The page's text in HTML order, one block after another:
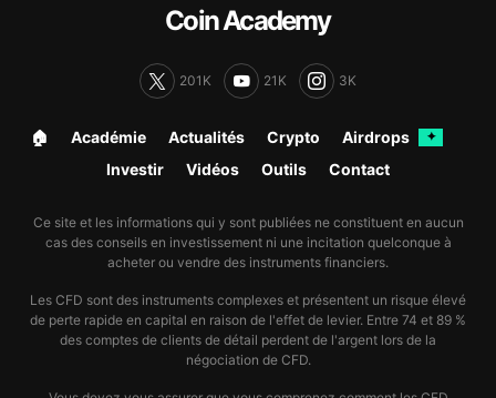
Coin Academy
201K 21K 3K
🏠︎ Académie Actualités Crypto Airdrops ✦
Investir Vidéos Outils Contact
Ce site et les informations qui y sont publiées ne constituent en aucun
cas des conseils en investissement ni une incitation quelconque à
acheter ou vendre des instruments financiers.
Les CFD sont des instruments complexes et présentent un risque élevé
de perte rapide en capital en raison de l'effet de levier. Entre 74 et 89 %
des comptes de clients de détail perdent de l'argent lors de la
négociation de CFD.